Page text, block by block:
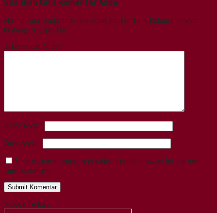
Alamat email Anda tidak akan kami publikasikan. Kolom bertanda
bintang (*) wajib diisi.
Isi komentar Anda *
Nama Anda *
Email Anda *
Save my name, email, and website in this browser for the next
time I comment.
Produk Terkait